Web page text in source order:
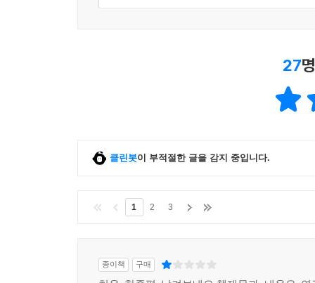
27
클린봇이 부적절한 글을 감지 중입니다.
1 2 3
종이책 구매